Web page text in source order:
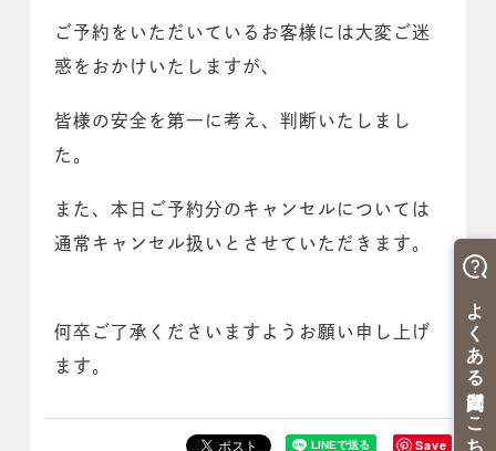
ご予約をいただいているお客様には大変ご迷
惑をおかけいたしますが、
皆様の安全を第一に考え、判断いたしまし
た。
また、本日ご予約分のキャンセルについては
通常キャンセル扱いとさせていただきます。
何卒ご了承くださいますようお願い申し上げ
ます。
Save